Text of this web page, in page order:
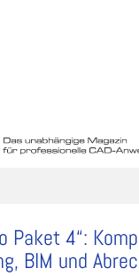
Paket 4“:
BIM und